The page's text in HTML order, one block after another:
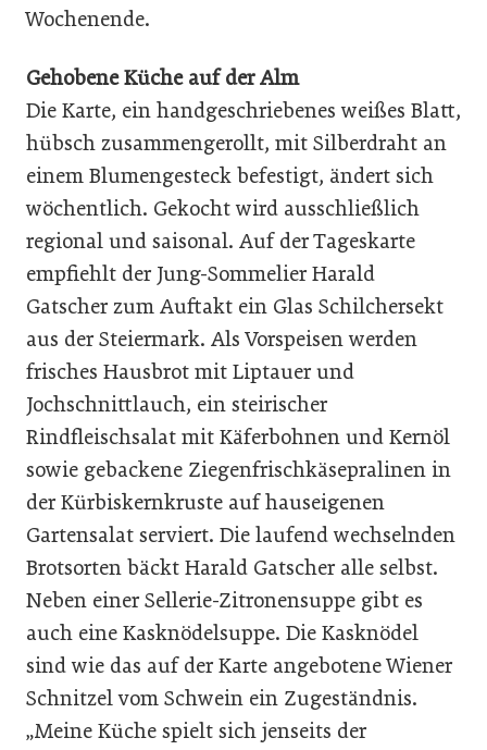
Wochenende.
Gehobene Küche auf der Alm
Die Karte, ein handgeschriebenes weißes Blatt,
hübsch zusammengerollt, mit Silberdraht an
einem Blumengesteck befestigt, ändert sich
wöchentlich. Gekocht wird ausschließlich
regional und saisonal. Auf der Tageskarte
empfiehlt der Jung-Sommelier Harald
Gatscher zum Auftakt ein Glas Schilchersekt
aus der Steiermark. Als Vorspeisen werden
frisches Hausbrot mit Liptauer und
Jochschnittlauch, ein steirischer
Rindfleischsalat mit Käferbohnen und Kernöl
sowie gebackene Ziegenfrischkäsepralinen in
der Kürbiskernkruste auf hauseigenen
Gartensalat serviert. Die laufend wechselnden
Brotsorten bäckt Harald Gatscher alle selbst.
Neben einer Sellerie-Zitronensuppe gibt es
auch eine Kasknödelsuppe. Die Kasknödel
sind wie das auf der Karte angebotene Wiener
Schnitzel vom Schwein ein Zugeständnis.
„Meine Küche spielt sich jenseits der